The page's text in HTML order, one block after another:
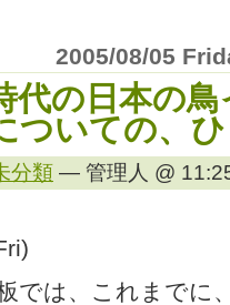
2005/08/05
代の日本の
ついての、
分類 — 管理人 @
では、これまでに